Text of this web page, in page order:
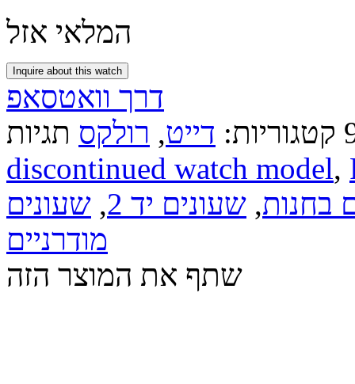
המלאי אזל
Inquire about this watch
דרך וואטסאפ
קטגוריות: דייט, רולקס
discontinued watch model,
בחנות, שעונים יד 2 , שעונים
מודרניים
שתף את המוצר הזה